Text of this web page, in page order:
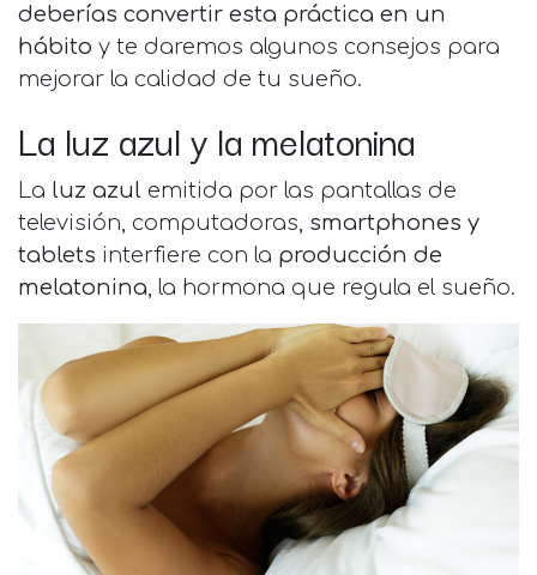
deberías convertir esta práctica en un
hábito y te daremos algunos consejos para
mejorar la calidad de tu sueño.
La luz azul y la melatonina
La luz azul emitida por las pantallas de
televisión, computadoras, smartphones y
tablets interfiere con la producción de
melatonina , la hormona que regula el sueño.